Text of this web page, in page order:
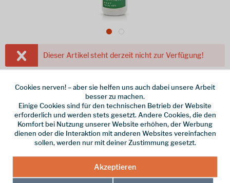
Dieser Artikel steht derzeit nicht zur Verfügung!
0.015 l (246,67 € * / 1 l)
inkl. MwSt.zzgl. Versandkosten
Menge
Hersteller-Nr.: 32465
Cookies nerven! – aber sie helfen uns auch dabei unsere Arbeit
besser zu machen.
Einige Cookies sind für den technischen Betrieb der Website
erforderlich und werden stets gesetzt. Andere Cookies, die den
Komfort bei Nutzung unserer Website erhöhen, der Werbung
dienen oder die Interaktion mit anderen Websites vereinfachen
sollen, werden nur mit deiner Zustimmung gesetzt.
Akzeptieren